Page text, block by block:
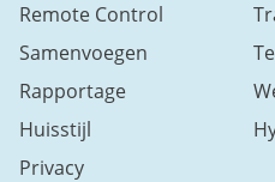
Remote Control
Samenvoegen
Rapportage
Huisstijl
Privacy